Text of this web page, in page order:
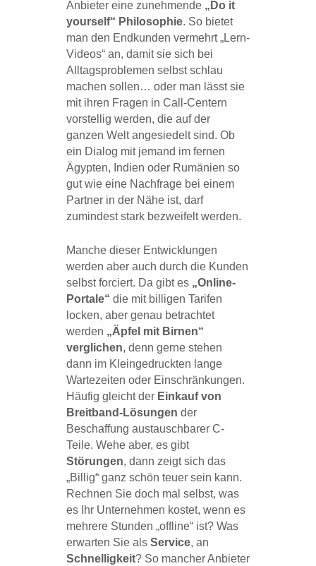
Anbieter eine zunehmende „Do it
yourself“ Philosophie. So bietet
man den Endkunden vermehrt „Lern-
Videos“ an, damit sie sich bei
Alltagsproblemen selbst schlau
machen sollen… oder man lässt sie
mit ihren Fragen in Call-Centern
vorstellig werden, die auf der
ganzen Welt angesiedelt sind. Ob
ein Dialog mit jemand im fernen
Ägypten, Indien oder Rumänien so
gut wie eine Nachfrage bei einem
Partner in der Nähe ist, darf
zumindest stark bezweifelt werden.
Manche dieser Entwicklungen
werden aber auch durch die Kunden
selbst forciert. Da gibt es „Online-
Portale“ die mit billigen Tarifen
locken, aber genau betrachtet
werden „Äpfel mit Birnen“
verglichen, denn gerne stehen
dann im Kleingedruckten lange
Wartezeiten oder Einschränkungen.
Häufig gleicht der Einkauf von
Breitband-Lösungen der
Beschaffung austauschbarer C-
Teile. Wehe aber, es gibt
Störungen, dann zeigt sich das
„Billig“ ganz schön teuer sein kann.
Rechnen Sie doch mal selbst, was
es Ihr Unternehmen kostet, wenn es
mehrere Stunden „offline“ ist? Was
erwarten Sie als Service, an
Schnelligkeit? So mancher Anbieter